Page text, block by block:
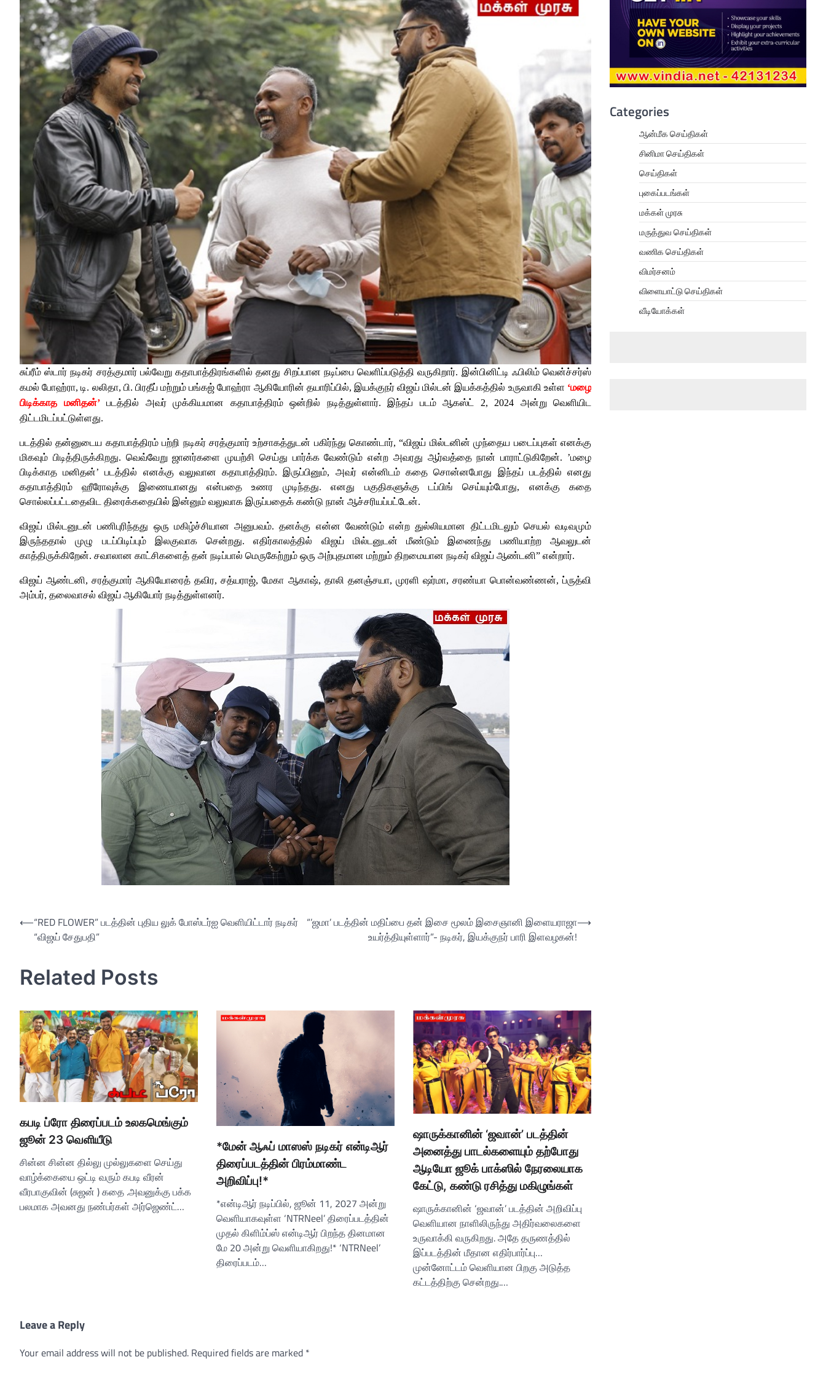
சுப்ரீம் ஸ்டார் நடிகர் சரத்குமார் பல்வேறு கதாபாத்திரங்களில் தனது சிறப்பான நடிப்பை வெளிப்படுத்தி வருகிறார். இன்பினிட்டி ஃபிலிம் வென்ச்சர்ஸ்
கமல் போஹ்ரா, டி. லலிதா, பி. பிரதீப் மற்றும் பங்கஜ் போஹ்ரா ஆகியோரின் தயாரிப்பில், இயக்குநர் விஜய் மில்டன் இயக்கத்தில் உருவாகி உள்ள ‘மழை
பிடிக்காத மனிதன்’படத்தில் அவர் முக்கியமான கதாபாத்திரம் ஒன்றில் நடித்துள்ளார். இந்தப் படம் ஆகஸ்ட் 2, 2024 அன்று வெளியிட
திட்டமிடப்பட்டுள்ளது.
படத்தில் தன்னுடைய கதாபாத்திரம் பற்றி நடிகர் சரத்குமார் உற்சாகத்துடன் பகிர்ந்து கொண்டார், “விஜய் மில்டனின் முந்தைய படைப்புகள் எனக்கு
மிகவும் பிடித்திருக்கிறது. வெவ்வேறு ஜானர்களை முயற்சி செய்து பார்க்க வேண்டும் என்ற அவரது ஆர்வத்தை நான் பாராட்டுகிறேன். ’மழை
பிடிக்காத மனிதன்’ படத்தில் எனக்கு வலுவான கதாபாத்திரம். இருப்பினும், அவர் என்னிடம் கதை சொன்னபோது இந்தப் படத்தில் எனது
கதாபாத்திரம் ஹீரோவுக்கு இணையானது என்பதை உணர முடிந்தது. எனது பகுதிகளுக்கு டப்பிங் செய்யும்போது, எனக்கு கதை
சொல்லப்பட்டதைவிட திரைக்கதையில் இன்னும் வலுவாக இருப்பதைக் கண்டு நான் ஆச்சரியப்பட்டேன்.
விஜய் மில்டனுடன் பணிபுரிந்தது ஒரு மகிழ்ச்சியான அனுபவம். தனக்கு என்ன வேண்டும் என்ற துல்லியமான திட்டமிடலும் செயல் வடிவமும்
இருந்ததால் முழு படப்பிடிப்பும் இலகுவாக சென்றது. எதிர்காலத்தில் விஜய் மில்டனுடன் மீண்டும் இணைந்து பணியாற்ற ஆவலுடன்
காத்திருக்கிறேன். சவாலான காட்சிகளைத் தன் நடிப்பால் மெருகேற்றும் ஒரு அற்புதமான மற்றும் திறமையான நடிகர் விஜய் ஆண்டனி” என்றார்.
விஜய் ஆண்டனி, சரத்குமார் ஆகியோரைத் தவிர, சத்யராஜ், மேகா ஆகாஷ், தாலி தனஞ்சயா, முரளி ஷர்மா, சரண்யா பொன்வண்ணன், ப்ருத்வி
அம்பர், தலைவாசல் விஜய் ஆகியோர் நடித்துள்ளனர்.
Post
navigation
⟵“RED FLOWER” படத்தின் புதிய லுக் போஸ்டர்ஐ வெளியிட்டார் நடிகர்
“விஜய் சேதுபதி”
“’ஜமா’ படத்தின் மதிப்பை தன் இசை மூலம் இசைஞானி இளையராஜா
உயர்த்தியுள்ளார்”- நடிகர், இயக்குநர் பாரி இளவழகன்!
⟶
Related Posts
கபடி ப்ரோ திரைப்படம் உலகமெங்கும்
ஜூன் 23 வெளியீடு
சின்ன சின்ன தில்லு முல்லுகளை செய்து
வாழ்க்கையை ஒட்டி வரும் கபடி வீரன்
வீரபாகுவின் (சுஜன் ) கதை .அவனுக்கு பக்க
பலமாக அவனது நண்பர்கள் அர்ஜெண்ட்…
*மேன் ஆஃப் மாஸஸ் நடிகர் என்டிஆர்
திரைப்படத்தின் பிரம்மாண்ட
அறிவிப்பு!*
*என்டிஆர் நடிப்பில், ஜூன் 11, 2027 அன்று
வெளியாகவுள்ள ‘NTRNeel’ திரைப்படத்தின்
முதல் கிளிம்ப்ஸ் என்டிஆர் பிறந்த தினமான
மே 20 அன்று வெளியாகிறது!* ‘NTRNeel’
திரைப்படம்…
ஷாருக்கானின் ‘ஜவான்’ படத்தின்
அனைத்து பாடல்களையும் தற்போது
ஆடியோ ஜூக் பாக்ஸில் நேரலையாக
கேட்டு, கண்டு ரசித்து மகிழுங்கள்
ஷாருக்கானின் ‘ஜவான்’ படத்தின் அறிவிப்பு
வெளியான நாளிலிருந்து அதிர்வலைகளை
உருவாக்கி வருகிறது. அதே தருணத்தில்
இப்படத்தின் மீதான எதிர்பார்ப்பு…
முன்னோட்டம் வெளியான பிறகு அடுத்த
கட்டத்திற்கு சென்றது.…
Leave a Reply
Your email address will not be published. Required fields are marked *
Categories
ஆன்மீக செய்திகள்
சினிமா செய்திகள்
செய்திகள்
புகைப்படங்கள்
மக்கள் முரசு
மருத்துவ செய்திகள்
வணிக செய்திகள்
விமர்சனம்
விளையாட்டு செய்திகள்
வீடியோக்கள்